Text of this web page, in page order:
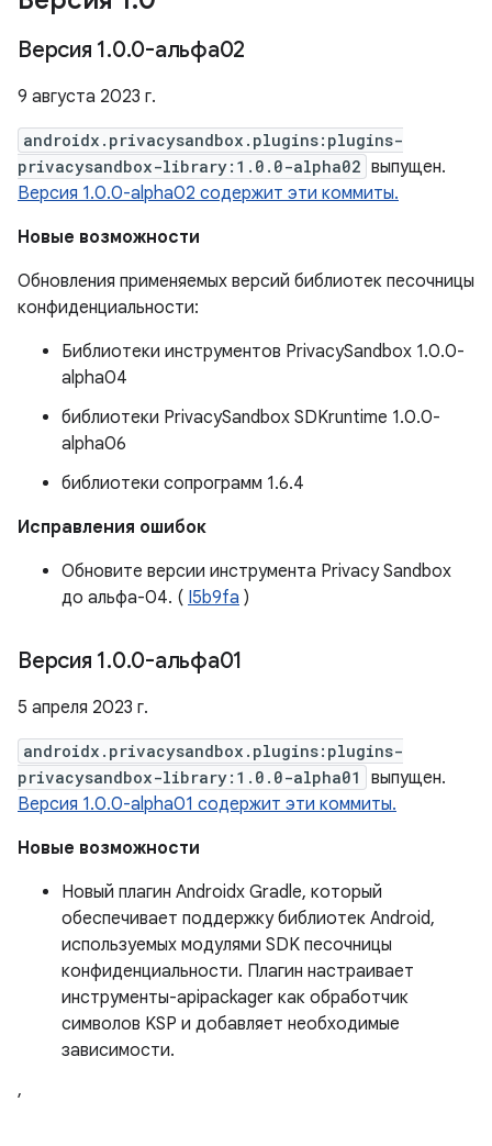
Версия 1.0.0-альфа02
9 августа 2023 г.
androidx.privacysandbox.plugins:plugins-
privacysandbox-library:1.0.0-alpha02 выпущен.
Версия 1.0.0-alpha02 содержит эти коммиты.
Новые возможности
Обновления применяемых версий библиотек песочницы
конфиденциальности:
Библиотеки инструментов PrivacySandbox 1.0.0-
alpha04
библиотеки PrivacySandbox SDKruntime 1.0.0-
alpha06
библиотеки сопрограмм 1.6.4
Исправления ошибок
Обновите версии инструмента Privacy Sandbox
до альфа-04. ( I5b9fa )
Версия 1.0.0-альфа01
5 апреля 2023 г.
androidx.privacysandbox.plugins:plugins-
privacysandbox-library:1.0.0-alpha01
выпущен.
Версия 1.0.0-alpha01 содержит эти коммиты.
Новые возможности
Новый плагин Androidx Gradle, который
обеспечивает поддержку библиотек Android,
используемых модулями SDK песочницы
конфиденциальности. Плагин настраивает
инструменты-apipackager как обработчик
символов KSP и добавляет необходимые
зависимости.
,